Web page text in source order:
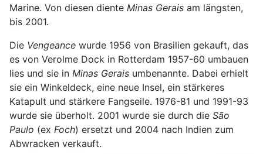
Marine. Von diesen diente Minas Gerais am längsten,
bis 2001.
Die Vengeance wurde 1956 von Brasilien gekauft, das
es von Verolme Dock in Rotterdam 1957-60 umbauen
lies und sie in Minas Gerais umbenannte. Dabei erhielt
sie ein Winkeldeck, eine neue Insel, ein stärkeres
Katapult und stärkere Fangseile. 1976-81 und 1991-93
wurde sie überholt. 2001 wurde sie durch die São
Paulo (ex Foch) ersetzt und 2004 nach Indien zum
Abwracken verkauft.